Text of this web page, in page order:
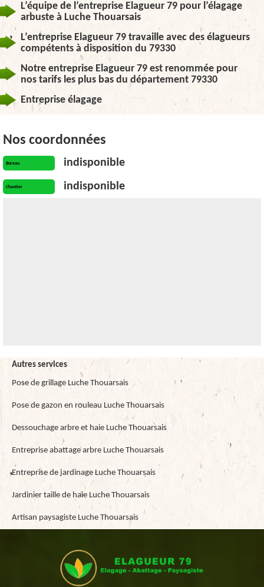
L’équipe de l’entreprise Elagueur 79 pour l’élagage
arbuste à Luche Thouarsais
L’entreprise Elagueur 79 travaille avec des élagueurs
compétents à disposition du 79330
Notre entreprise Elagueur 79 est renommée pour
nos tarifs les plus bas du département 79330
Entreprise élagage
Nos coordonnées
Bureau indisponible
Chantier indisponible
Autres services
Pose de grillage Luche Thouarsais
Pose de gazon en rouleau Luche Thouarsais
Dessouchage arbre et haie Luche Thouarsais
Entreprise abattage arbre Luche Thouarsais
Entreprise de jardinage Luche Thouarsais
Jardinier taille de haie Luche Thouarsais
Artisan paysagiste Luche Thouarsais